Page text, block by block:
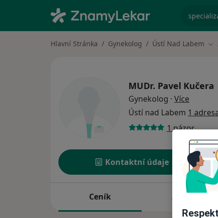
Hlavní Stránka Gynekolog Ústí Nad Labem
MUDr. Pavel Kučera
Gynekolog · Více
Ústí nad Labem 1
1 názor
Kontaktní údaje
Ceník Adresy